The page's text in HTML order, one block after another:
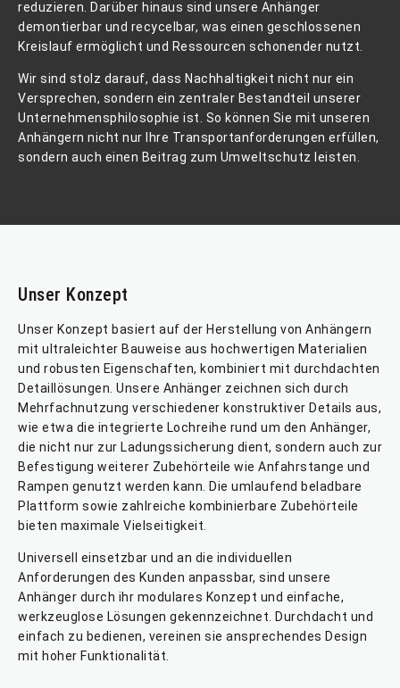
reduzieren. Darüber hinaus sind unsere Anhänger
demontierbar und recycelbar, was einen geschlossenen
Kreislauf ermöglicht und Ressourcen schonender nutzt.
Wir sind stolz darauf, dass Nachhaltigkeit nicht nur ein
Versprechen, sondern ein zentraler Bestandteil unserer
Unternehmensphilosophie ist. So können Sie mit unseren
Anhängern nicht nur Ihre Transportanforderungen erfüllen,
sondern auch einen Beitrag zum Umweltschutz leisten.
Unser Konzept
Unser Konzept basiert auf der Herstellung von Anhängern
mit ultraleichter Bauweise aus hochwertigen Materialien
und robusten Eigenschaften, kombiniert mit durchdachten
Detaillösungen. Unsere Anhänger zeichnen sich durch
Mehrfachnutzung verschiedener konstruktiver Details aus,
wie etwa die integrierte Lochreihe rund um den Anhänger,
die nicht nur zur Ladungssicherung dient, sondern auch zur
Befestigung weiterer Zubehörteile wie Anfahrstange und
Rampen genutzt werden kann. Die umlaufend beladbare
Plattform sowie zahlreiche kombinierbare Zubehörteile
bieten maximale Vielseitigkeit.
Universell einsetzbar und an die individuellen
Anforderungen des Kunden anpassbar, sind unsere
Anhänger durch ihr modulares Konzept und einfache,
werkzeuglose Lösungen gekennzeichnet. Durchdacht und
einfach zu bedienen, vereinen sie ansprechendes Design
mit hoher Funktionalität.